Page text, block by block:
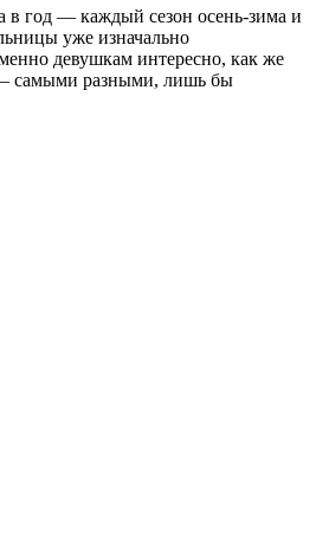
в год — каждый сезон осень-зима и
уже изначально
девушкам интересно, как же
— самыми разными, лишь бы